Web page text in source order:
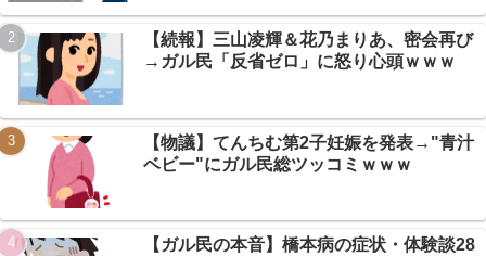
は高いな」の声ｗｗｗ NEW!
【速報】レインボー池田、元読売テレビ佐藤佳奈アナと電撃結婚
→馴れ初め全部まとめたｗｗｗ NEW!
【悲報】テレ東アナ『カメラ向けるな！』投稿がブーメランｗｗ
ｗ取材クルーも一般人撮りまくりだったｗｗｗ何様やねんｗｗｗ
NEW!
Powered by livedoor 相互RSS
【続報】三山凌輝＆花乃まりあ、密会再び
→ガル民「反省ゼロ」に怒り心頭ｗｗｗ
【物議】てんちむ第2子妊娠を発表→"青汁
ベビー"にガル民総ツッコミｗｗｗ
【ガル民の本音】橋本病の症状・体験談28